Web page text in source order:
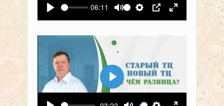
Воспроизвести
06:11
Выключить звук
Настройки
PIP На весь
Воспроизвести